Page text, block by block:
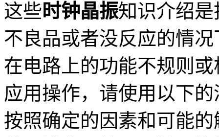
这些时钟晶振知识介绍
不良品或者没反应的情
在电路上的功能不规则
应用操作，请使用以下
按照确定的因素和可能